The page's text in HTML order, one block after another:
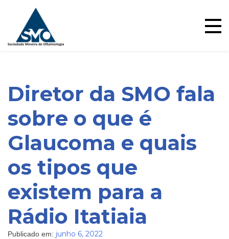
content
Blog
Diretor da SMO fala
sobre o que é
Glaucoma e quais
os tipos que
existem para a
Rádio Itatiaia
Publicado em: junho 6, 2022